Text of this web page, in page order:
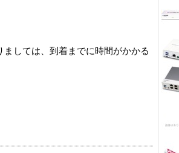
しては、到着までに時間がかかる